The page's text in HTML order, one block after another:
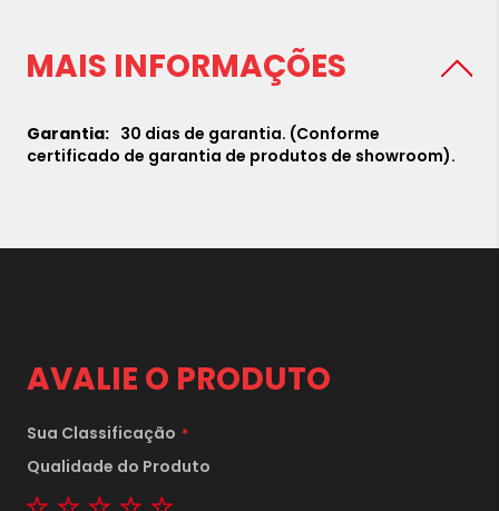
MAIS INFORMAÇÕES
30 dias de garantia. (Conforme
certificado de garantia de produtos de showroom).
AVALIE O PRODUTO
Sua Classificação
Qualidade do Produto
1 star2 stars3 stars4 stars